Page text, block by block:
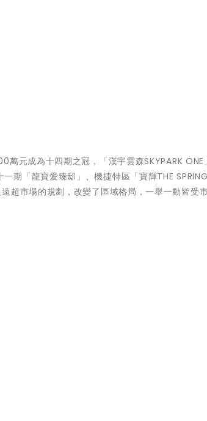
元成為十四期之冠，「漢宇雲森SKYPARK ONE
期「龍寶愛臻邸」、機捷特區「寶輝THE
超市場的規劃，改變了區域格局，一舉一動皆受